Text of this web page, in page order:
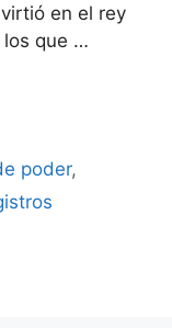
en el rey
los que …
poder,